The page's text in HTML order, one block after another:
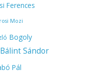
Ferences
Mozi
Bogoly
Bálint Sándor
Pál